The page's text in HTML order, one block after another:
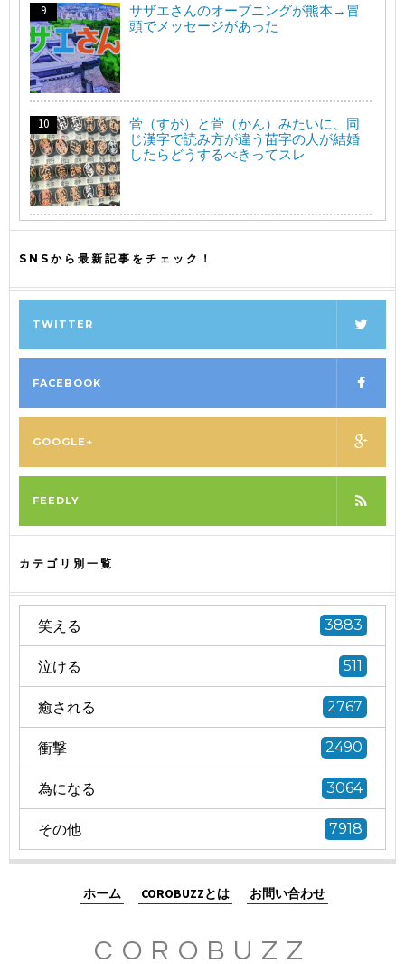
サザエさんのオープニングが熊本→冒
頭でメッセージがあった
菅（すが）と菅（かん）みたいに、同
じ漢字で読み方が違う苗字の人が結婚
したらどうするべきってスレ
SNSから最新記事をチェック！
TWITTER
FACEBOOK
GOOGLE+
FEEDLY
カテゴリ別一覧
笑える 3883
泣ける 511
癒される 2767
衝撃 2490
為になる 3064
その他 7918
ホーム COROBUZZとは お問い合わせ
COROBUZZ